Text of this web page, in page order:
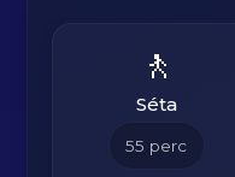
🚶
Séta
55 perc